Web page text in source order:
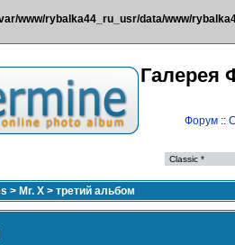
www/rybalka44_ru_usr/data/www/
Галерея
Форум::
> Mr. X > третий альбом